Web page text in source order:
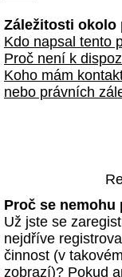
Záležitosti okolo
Kdo napsal tento
Proč není k
Koho mám
nebo právních
Proč se nemohu
Už jste se
nejdříve
činnost (v
zobrazí)? Pokud